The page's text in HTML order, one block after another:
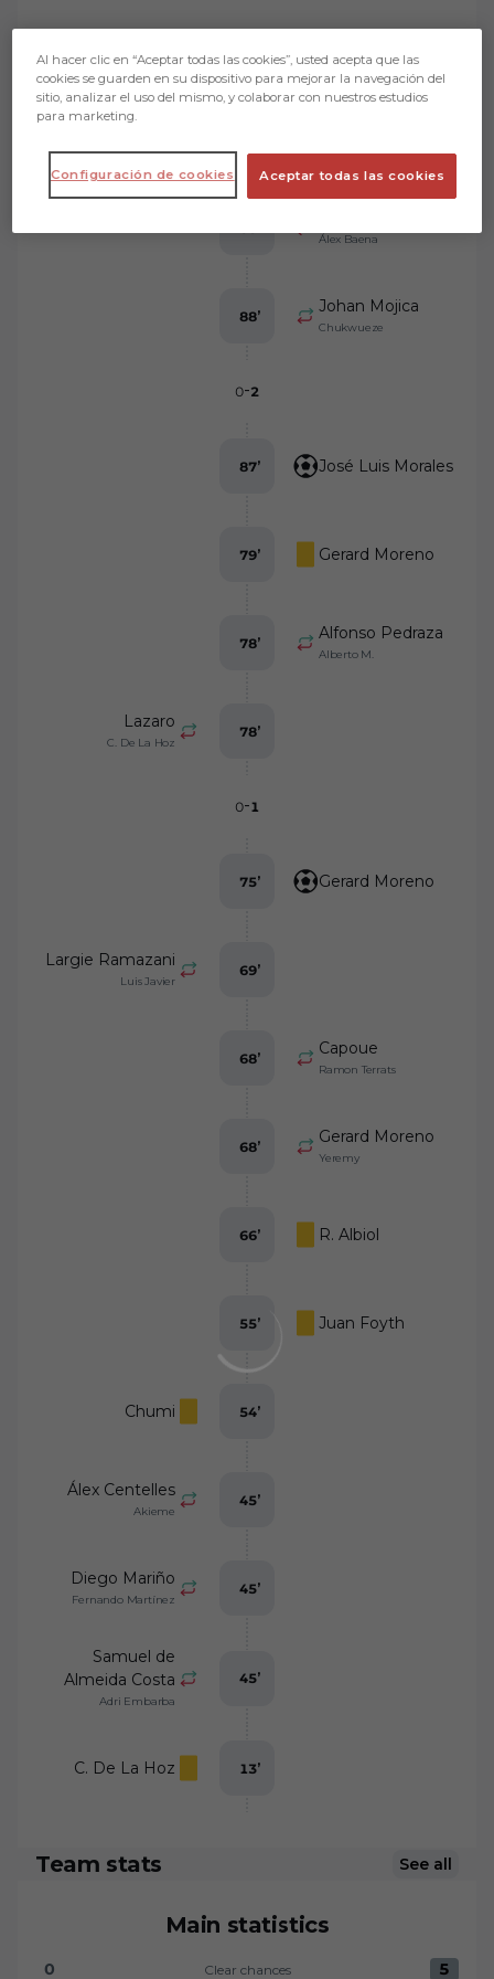
Álex Baena
Johan Mojica
Chukwueze
88’
0-2
José Luis Morales
87’
Gerard Moreno
79’
Alfonso Pedraza
Alberto M.
78’
Lazaro
C. De La Hoz
78’
0-1
Gerard Moreno
75’
Largie Ramazani
Luis Javier
69’
Capoue
Ramon Terrats
68’
Gerard Moreno
Yeremy
68’
R. Albiol
66’
Juan Foyth
55’
Chumi 54’
Álex Centelles
Akieme
45’
Diego Mariño
Fernando Martínez
45’
Samuel de
Almeida Costa
Adri Embarba
45’
C. De La Hoz 13’
Team stats See all
Main statistics
0 Clear chances 5
Al hacer clic en “Aceptar todas las cookies”, usted acepta que las
cookies se guarden en su dispositivo para mejorar la navegación del
sitio, analizar el uso del mismo, y colaborar con nuestros estudios
para marketing.
Aceptar todas las cookies
Configuración de cookies